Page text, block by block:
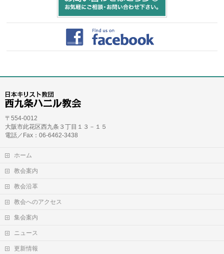
〒554-0012
大阪市此花区西九条３丁目１３－１５
電話／Fax：06-6462-3438
ホーム
教会案内
教会沿革
教会へのアクセス
集会案内
ニュース
更新情報